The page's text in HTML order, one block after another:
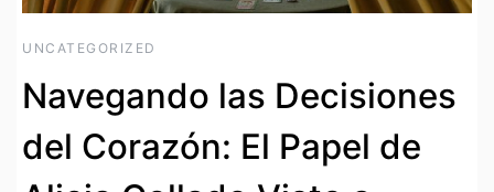
UNCATEGORIZED
Navegando las Decisiones
del Corazón: El Papel de